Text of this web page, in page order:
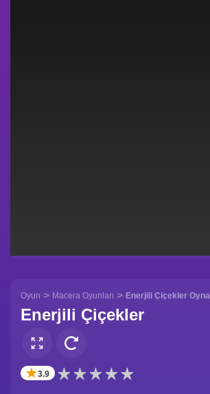
Oyun > Macera Oyunları > Enerjili Çiçekler Oyna
Enerjili Çiçekler
✭3.9